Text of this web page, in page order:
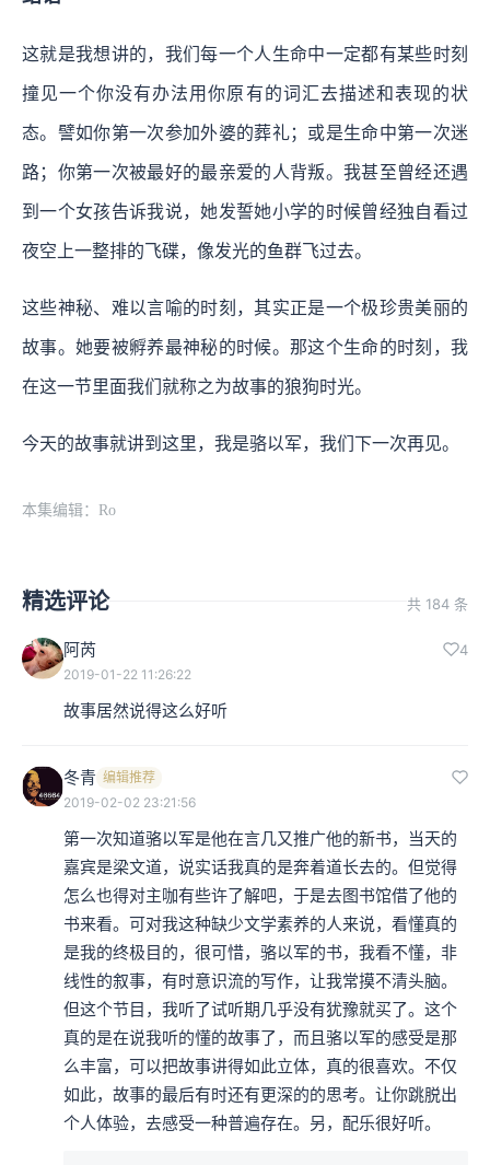
这就是我想讲的，我们每一个人生命中一定都有某些时刻
撞见一个你没有办法用你原有的词汇去描述和表现的状
态。譬如你第一次参加外婆的葬礼；或是生命中第一次迷
路；你第一次被最好的最亲爱的人背叛。我甚至曾经还遇
到一个女孩告诉我说，她发誓她小学的时候曾经独自看过
夜空上一整排的飞碟，像发光的鱼群飞过去。
这些神秘、难以言喻的时刻，其实正是一个极珍贵美丽的
故事。她要被孵养最神秘的时候。那这个生命的时刻，我
在这一节里面我们就称之为故事的狼狗时光。
今天的故事就讲到这里，我是骆以军，我们下一次再见。
本集编辑：Ro
精选评论 共 184 条
阿芮 4
2019-01-22 11:26:22
故事居然说得这么好听
冬青 编辑推荐
2019-02-02 23:21:56
第一次知道骆以军是他在言几又推广他的新书，当天的
嘉宾是梁文道，说实话我真的是奔着道长去的。但觉得
怎么也得对主咖有些许了解吧，于是去图书馆借了他的
书来看。可对我这种缺少文学素养的人来说，看懂真的
是我的终极目的，很可惜，骆以军的书，我看不懂，非
线性的叙事，有时意识流的写作，让我常摸不清头脑。
但这个节目，我听了试听期几乎没有犹豫就买了。这个
真的是在说我听的懂的故事了，而且骆以军的感受是那
么丰富，可以把故事讲得如此立体，真的很喜欢。不仅
如此，故事的最后有时还有更深的的思考。让你跳脱出
个人体验，去感受一种普遍存在。另，配乐很好听。